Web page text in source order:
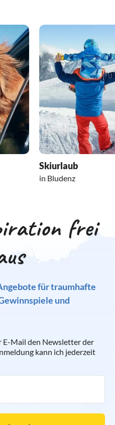
Skiurlaub
in Bludenz
frei
für traumhafte
und
E-Mail den Newsletter der
kann ich jederzeit